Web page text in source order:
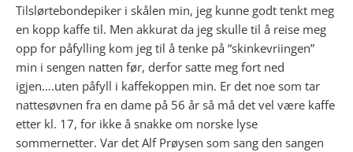
Tilslørtebondepiker i skålen min, jeg kunne godt tenkt meg
en kopp kaffe til. Men akkurat da jeg skulle til å reise meg
opp for påfylling kom jeg til å tenke på “skinkevriingen”
min i sengen natten før, derfor satte meg fort ned
igjen….uten påfyll i kaffekoppen min. Er det noe som tar
nattesøvnen fra en dame på 56 år så må det vel være kaffe
etter kl. 17, for ikke å snakke om norske lyse
sommernetter. Var det Alf Prøysen som sang den sangen